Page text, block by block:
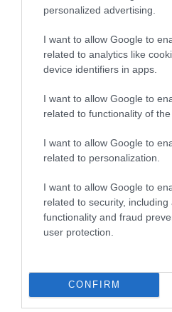
personalized advertising.
I want to allow Google to
related to analytics like
device identifiers in apps.
I want to allow Google to
related to functionality of
I want to allow Google to
related to personalization.
I want to allow Google to
related to security, including
functionality and fraud
user protection.
CONFIRM
A mediterrán étrendet régóta a
létezik nála is kedvezőbb változat.